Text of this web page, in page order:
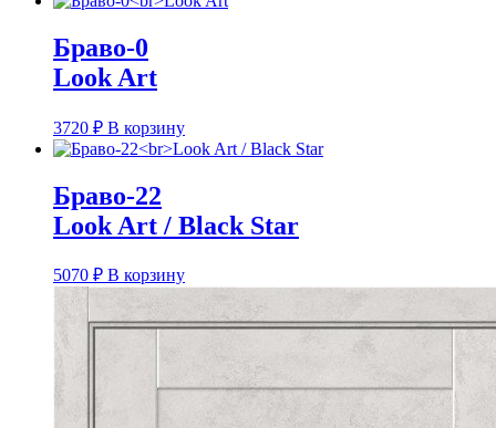
Браво-0
Look Art
3720 ₽ В корзину
Браво-22
Look Art / Black Star
5070 ₽ В корзину